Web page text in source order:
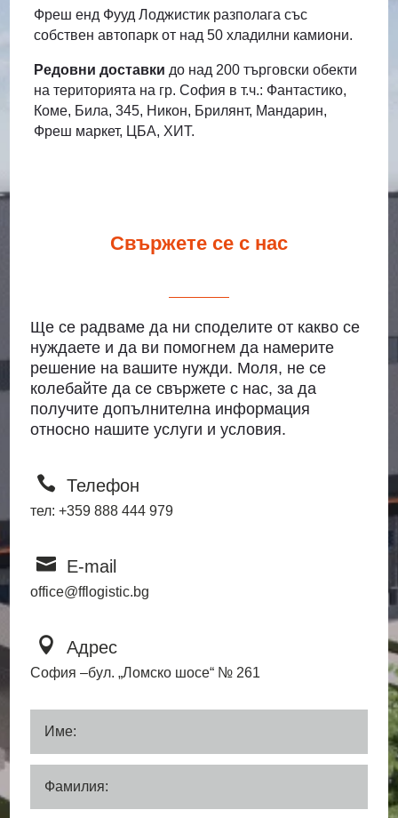
Фреш енд Фууд Лоджистик разполага със
собствен автопарк от над 50 хладилни камиони.
Редовни доставки до над 200 търговски обекти
на територията на гр. София в т.ч.: Фантастико,
Коме, Била, 345, Никон, Брилянт, Мандарин,
Фреш маркет, ЦБА, ХИТ.
Свържете се с нас
Ще се радваме да ни споделите от какво се
нуждаете и да ви помогнем да намерите
решение на вашите нужди. Моля, не се
колебайте да се свържете с нас, за да
получите допълнителна информация
относно нашите услуги и условия.
 Телефон
тел: +359 888 444 979
 E-mail
office@fflogistic.bg
 Адрес
София –бул. „Ломско шосе“ № 261